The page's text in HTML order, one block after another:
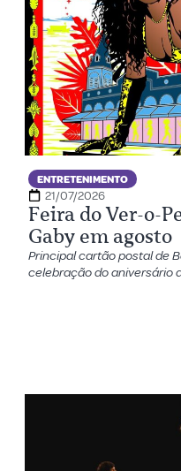
ENTRETENIMENTO
21/07/2026
Feira do Ver-o-
Gaby em agosto
Principal cartão postal de
celebração do aniversário